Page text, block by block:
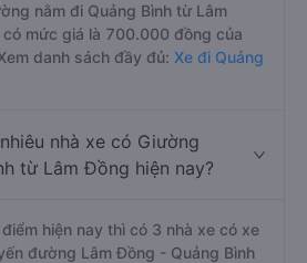
nằm đi Quảng Bình từ Lâm
mức giá là 700.000 đồng của
danh sách đầy đủ: Xe đi Quảng
nhà xe có Giường
từ Lâm Đồng hiện nay?
hiện nay thì có 3 nhà xe có xe
đường Lâm Đồng - Quảng Bình